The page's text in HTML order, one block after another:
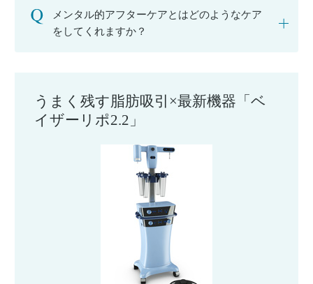
メンタル的アフターケアとはどのようなケア
をしてくれますか？
うまく残す脂肪吸引×最新機器「ベ
イザーリポ2.2」